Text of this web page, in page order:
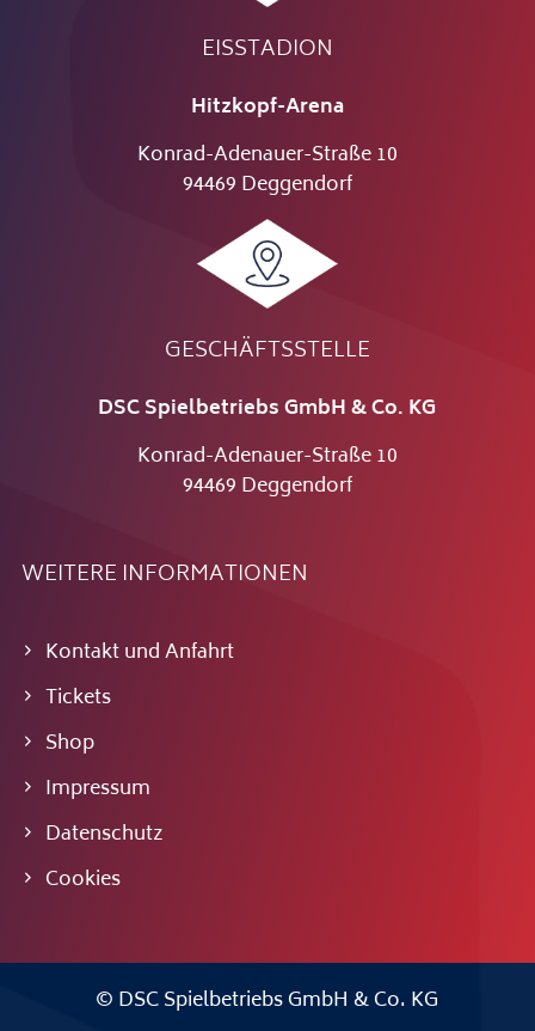
EISSTADION
Hitzkopf-Arena
Konrad-Adenauer-Straße 10
94469 Deggendorf
GESCHÄFTSSTELLE
DSC Spielbetriebs GmbH & Co. KG
Konrad-Adenauer-Straße 10
94469 Deggendorf
WEITERE INFORMATIONEN
Kontakt und Anfahrt
Tickets
Shop
Impressum
Datenschutz
Cookies
© DSC Spielbetriebs GmbH & Co. KG